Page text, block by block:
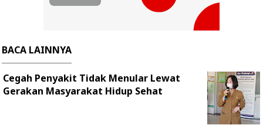
BACA LAINNYA
Cegah Penyakit Tidak Menular Lewat
Gerakan Masyarakat Hidup Sehat